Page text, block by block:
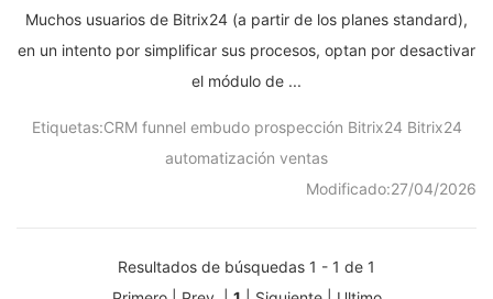
Muchos usuarios de Bitrix24 (a partir de los planes standard),
en un intento por simplificar sus procesos, optan por desactivar
el módulo de ...
Etiquetas:CRM funnel embudo prospección Bitrix24 Bitrix24
automatización ventas
Modificado:27/04/2026
Resultados de búsquedas 1 - 1 de 1